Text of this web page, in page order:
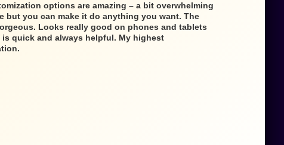
options are amazing – a bit overwhelming
but you can make it do anything you want. The
Looks really good on phones and tablets
quick and always helpful. My highest